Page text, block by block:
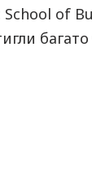
School of